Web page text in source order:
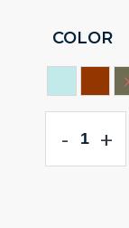
COLOR
BLEU
- +